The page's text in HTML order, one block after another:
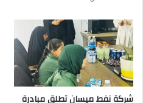
شركة نفط ميسان تطلق مبادرة